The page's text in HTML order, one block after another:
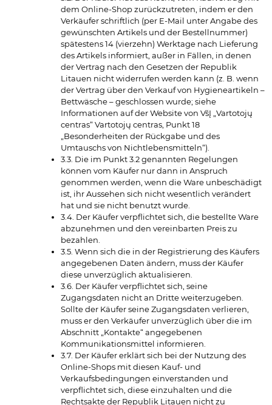
dem Online-Shop zurückzutreten, indem er den
Verkäufer schriftlich (per E-Mail unter Angabe des
gewünschten Artikels und der Bestellnummer)
spätestens 14 (vierzehn) Werktage nach Lieferung
des Artikels informiert, außer in Fällen, in denen
der Vertrag nach den Gesetzen der Republik
Litauen nicht widerrufen werden kann (z. B. wenn
der Vertrag über den Verkauf von Hygieneartikeln –
Bettwäsche – geschlossen wurde; siehe
Informationen auf der Website von VšĮ „Vartotojų
centras“ Vartotojų centras, Punkt 18
„Besonderheiten der Rückgabe und des
Umtauschs von Nichtlebensmitteln“).
3.3. Die im Punkt 3.2 genannten Regelungen
können vom Käufer nur dann in Anspruch
genommen werden, wenn die Ware unbeschädigt
ist, ihr Aussehen sich nicht wesentlich verändert
hat und sie nicht benutzt wurde.
3.4. Der Käufer verpflichtet sich, die bestellte Ware
abzunehmen und den vereinbarten Preis zu
bezahlen.
3.5. Wenn sich die in der Registrierung des Käufers
angegebenen Daten ändern, muss der Käufer
diese unverzüglich aktualisieren.
3.6. Der Käufer verpflichtet sich, seine
Zugangsdaten nicht an Dritte weiterzugeben.
Sollte der Käufer seine Zugangsdaten verlieren,
muss er den Verkäufer unverzüglich über die im
Abschnitt „Kontakte“ angegebenen
Kommunikationsmittel informieren.
3.7. Der Käufer erklärt sich bei der Nutzung des
Online-Shops mit diesen Kauf- und
Verkaufsbedingungen einverstanden und
verpflichtet sich, diese einzuhalten und die
Rechtsakte der Republik Litauen nicht zu